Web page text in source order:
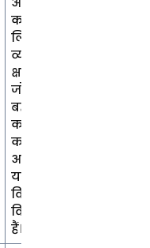
करने के
लिए एक
व्यक्ति की
क्षमता पर
जोर देते हैं। वे
बहुविवाह
का अभ्यास
करते हैं और
अनियमित
या शून्य
विवाह का
विचार रखते
हैं।